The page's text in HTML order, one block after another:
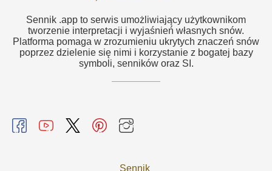
Sennik .app to serwis umożliwiający użytkownikom
tworzenie interpretacji i wyjaśnień własnych snów.
Platforma pomaga w zrozumieniu ukrytych znaczeń snów
poprzez dzielenie się nimi i korzystanie z bogatej bazy
symboli, senników oraz SI.
Sennik